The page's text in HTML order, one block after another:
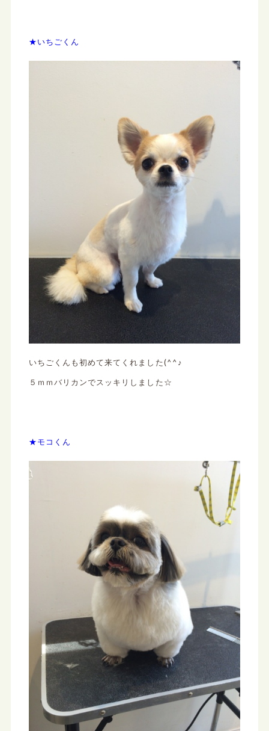
★いちごくん
いちごくんも初めて来てくれました(^^♪
５ｍｍバリカンでスッキリしました☆
★モコくん